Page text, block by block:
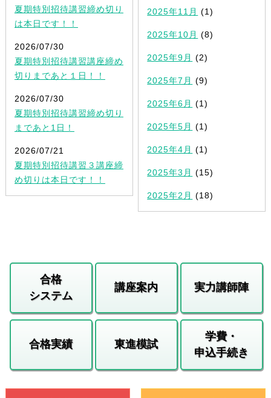
夏期特別招待講習締め切り
は本日です！！
2026/07/30
夏期特別招待講習講座締め
切りまであと１日！！
2026/07/30
夏期特別招待講習締め切り
まであと1日！
2026/07/21
夏期特別招待講習３講座締
め切りは本日です！！
2025年11月 (1)
2025年10月 (8)
2025年9月 (2)
2025年7月 (9)
2025年6月 (1)
2025年5月 (1)
2025年4月 (1)
2025年3月 (15)
2025年2月 (18)
合格
システム
講座案内 実力講師陣
合格実績 東進模試
学費・
申込手続き